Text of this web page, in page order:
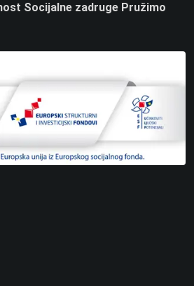
Socijalne zadruge Pružimo